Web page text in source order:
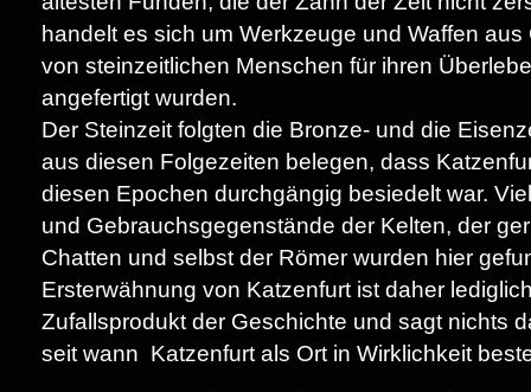
handelt es sich um Werkzeuge und Waffen aus
von steinzeitlichen Menschen für ihren
angefertigt wurden.
Der Steinzeit folgten die Bronze- und die
aus diesen Folgezeiten belegen, dass
diesen Epochen durchgängig besiedelt war.
und Gebrauchsgegenstände der Kelten, der
Chatten und selbst der Römer wurden hier
Ersterwähnung von Katzenfurt ist daher
Zufallsprodukt der Geschichte und sagt nichts
seit wann Katzenfurt als Ort in Wirklichkeit